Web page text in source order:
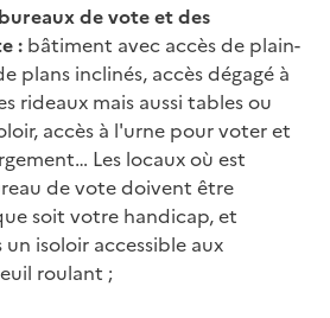
de vote et des
: bâtiment avec accès de plain-
plans inclinés, accès dégagé à
rideaux mais aussi tables ou
accès à l'urne pour voter et
Les locaux où est
de vote doivent être
soit votre handicap, et
isoloir accessible aux
roulant ;